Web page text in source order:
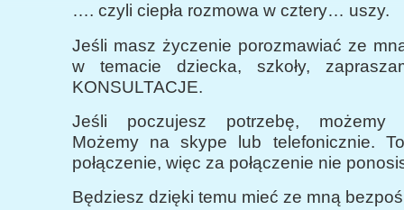
…. czyli ciepła rozmowa w cztery… uszy.
Jeśli masz życzenie porozmawiać ze
w temacie dziecka, szkoły,
KONSULTACJE.
Jeśli poczujesz potrzebę, możemy
Możemy na skype lub telefonicznie.
połączenie, więc za połączenie nie
Będziesz dzięki temu mieć ze mną